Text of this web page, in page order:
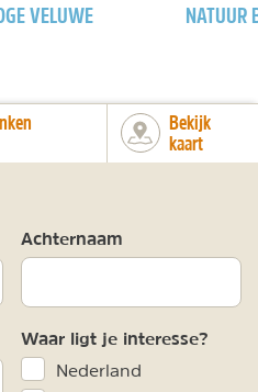
VELUWE NATUUR
Bekijk
kaart
Achternaam
Waar ligt je interesse?
Nederland